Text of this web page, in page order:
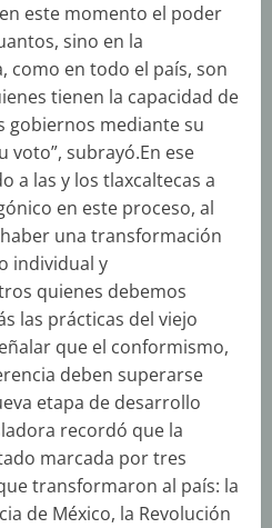
este momento el poder
sino en la
como en todo el país, son
tienen la capacidad de
gobiernos mediante su
voto”, subrayó.En ese
a las y los tlaxcaltecas a
en este proceso, al
una transformación
individual y
quienes debemos
las prácticas del viejo
que el conformismo,
deben superarse
etapa de desarrollo
recordó que la
marcada por tres
transformaron al país: la
de México, la Revolución